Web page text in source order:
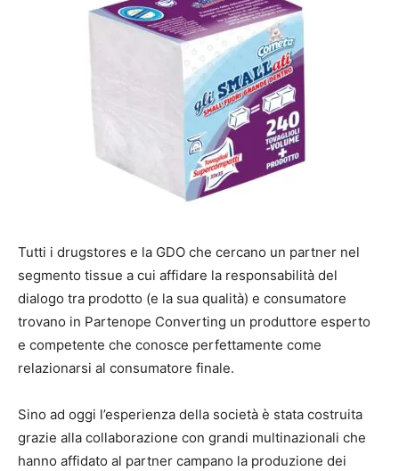
Tutti i drugstores e la GDO che cercano un partner nel
segmento tissue a cui affidare la responsabilità del
dialogo tra prodotto (e la sua qualità) e consumatore
trovano in Partenope Converting un produttore esperto
e competente che conosce perfettamente come
relazionarsi al consumatore finale.
Sino ad oggi l’esperienza della società è stata costruita
grazie alla collaborazione con grandi multinazionali che
hanno affidato al partner campano la produzione dei